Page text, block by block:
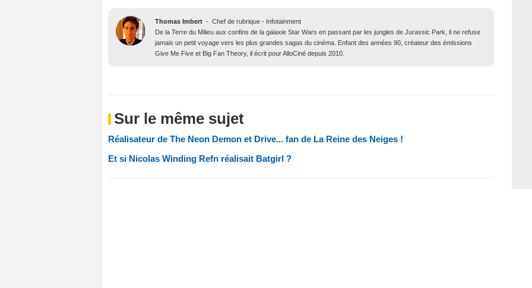
Thomas Imbert - Chef de rubrique - Infotainment
De la Terre du Milieu aux confins de la galaxie Star Wars en passant par les jungles de Jurassic Park, il ne refuse
jamais un petit voyage vers les plus grandes sagas du cinéma. Enfant des années 90, créateur des émissions
Give Me Five et Big Fan Theory, il écrit pour AlloCiné depuis 2010.
Sur le même sujet
Réalisateur de The Neon Demon et Drive... fan de La Reine des Neiges !
Et si Nicolas Winding Refn réalisait Batgirl ?